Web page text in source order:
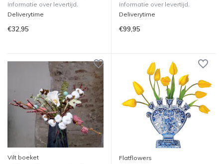
informatie over levertijd.
Deliverytime
€32,95
informatie over levertijd.
Deliverytime
€99,95
Vilt boeket Flatflowers